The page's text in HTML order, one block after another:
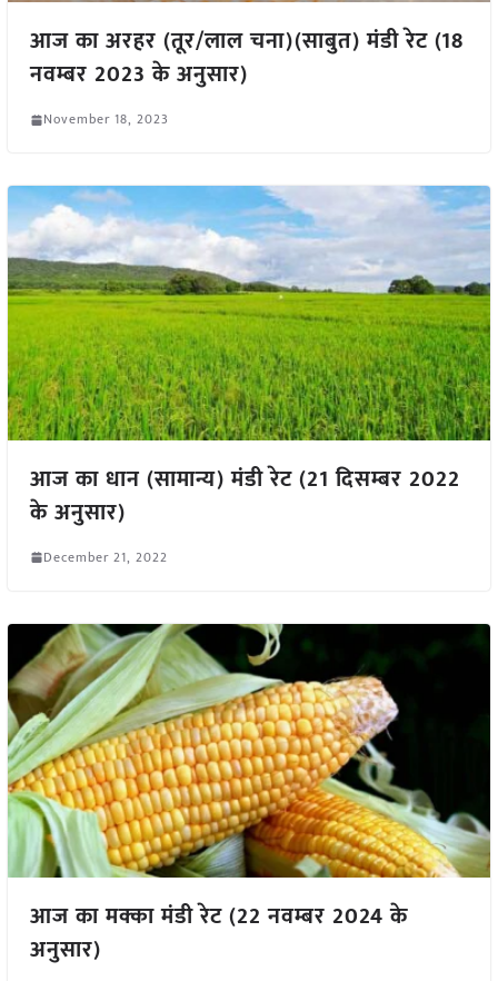
आज का अरहर (तूर/लाल चना)(साबुत) मंडी रेट (18
नवम्बर 2023 के अनुसार)
November 18, 2023
आज का धान (सामान्य) मंडी रेट (21 दिसम्बर 2022
के अनुसार)
December 21, 2022
आज का मक्का मंडी रेट (22 नवम्बर 2024 के
अनुसार)